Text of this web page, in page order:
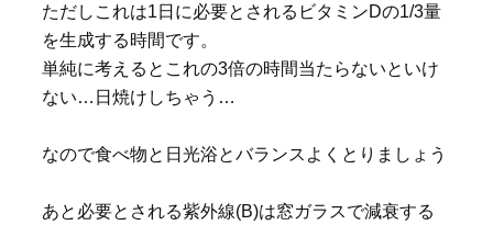
ただしこれは1日に必要とされるビタミンDの1/3量
を生成する時間です。
単純に考えるとこれの3倍の時間当たらないといけ
ない…日焼けしちゃう…
なので食べ物と日光浴とバランスよくとりましょう
あと必要とされる紫外線(B)は窓ガラスで減衰する